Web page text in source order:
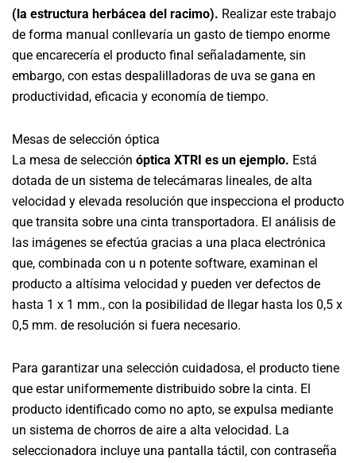
(la estructura herbácea del racimo). Realizar este trabajo
de forma manual conllevaría un gasto de tiempo enorme
que encarecería el producto final señaladamente, sin
embargo, con estas despalilladoras de uva se gana en
productividad, eficacia y economía de tiempo.
Mesas de selección óptica
La mesa de selección óptica XTRI es un ejemplo. Está
dotada de un sistema de telecámaras lineales, de alta
velocidad y elevada resolución que inspecciona el producto
que transita sobre una cinta transportadora. El análisis de
las imágenes se efectúa gracias a una placa electrónica
que, combinada con u n potente software, examinan el
producto a altísima velocidad y pueden ver defectos de
hasta 1 x 1 mm., con la posibilidad de llegar hasta los 0,5 x
0,5 mm. de resolución si fuera necesario.
Para garantizar una selección cuidadosa, el producto tiene
que estar uniformemente distribuido sobre la cinta. El
producto identificado como no apto, se expulsa mediante
un sistema de chorros de aire a alta velocidad. La
seleccionadora incluye una pantalla táctil, con contraseña